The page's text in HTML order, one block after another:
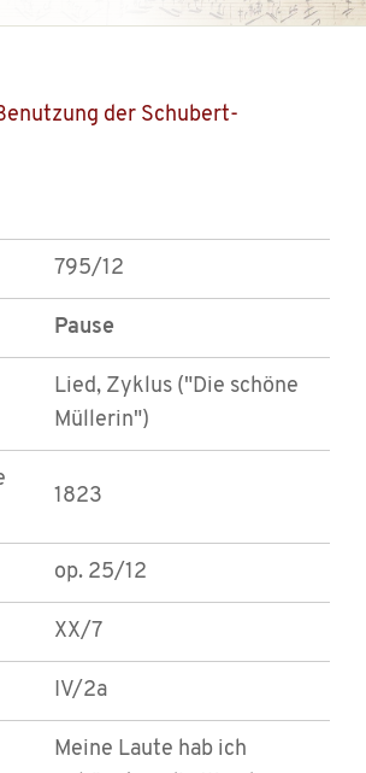
der Schubert-
795/12
Pause
Lied, Zyklus ("Die schöne
Müllerin")
1823
op. 25/12
XX/7
IV/2a
Meine Laute hab ich